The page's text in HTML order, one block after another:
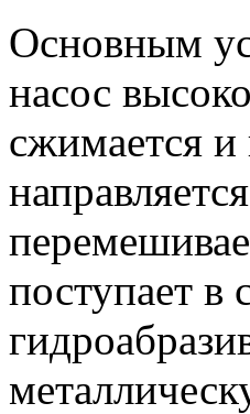
Основным
насос
сжимается и
поступает в